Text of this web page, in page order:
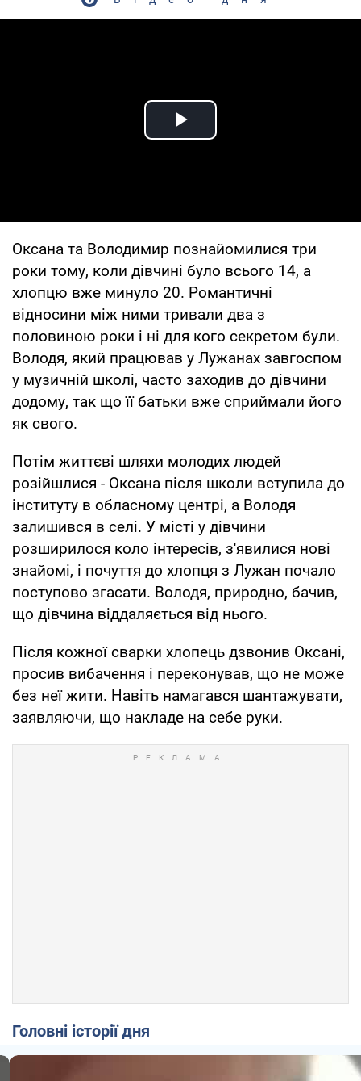
Play Video
Оксана та Володимир познайомилися три
роки тому, коли дівчині було всього 14, а
хлопцю вже минуло 20. Романтичні
відносини між ними тривали два з
половиною роки і ні для кого секретом були.
Володя, який працював у Лужанах завгоспом
у музичній школі, часто заходив до дівчини
додому, так що її батьки вже сприймали його
як свого.
Потім життєві шляхи молодих людей
розійшлися - Оксана після школи вступила до
інституту в обласному центрі, а Володя
залишився в селі. У місті у дівчини
розширилося коло інтересів, з'явилися нові
знайомі, і почуття до хлопця з Лужан почало
поступово згасати. Володя, природно, бачив,
що дівчина віддаляється від нього.
Після кожної сварки хлопець дзвонив Оксані,
просив вибачення і переконував, що не може
без неї жити. Навіть намагався шантажувати,
заявляючи, що накладе на себе руки.
Головні історії дня